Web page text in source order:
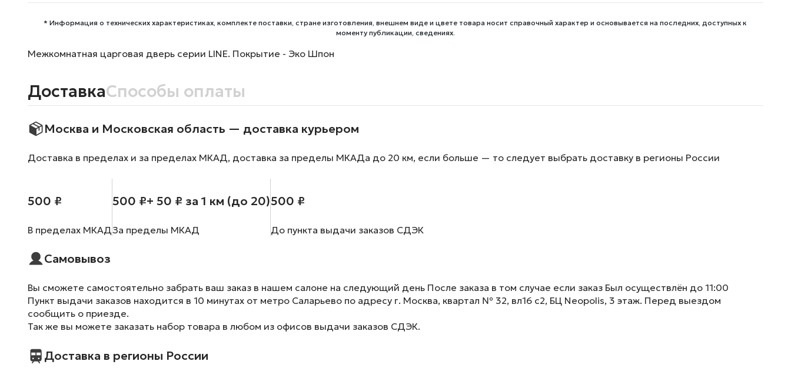
* Информация о технических характеристиках, комплекте поставки, стране изготовления, внешнем виде и цвете товара носит справочный характер и основывается на последних, доступных к
моменту публикации, сведениях.
Межкомнатная царговая дверь серии LINE. Покрытие - Эко Шпон
ДоставкаСпособы оплаты
Москва и Московская область — доставка курьером
Доставка в пределах и за пределах МКАД, доставка за пределы МКАДа до 20 км, если больше — то следует выбрать доставку в регионы России
500 ₽
В пределах МКАД
500 ₽+ 50 ₽ за 1 км (до 20)
За пределы МКАД
500 ₽
До пункта выдачи заказов СДЭК
Самовывоз
Вы сможете самостоятельно забрать ваш заказ в нашем салоне на следующий день После заказа в том случае если заказ Был осуществлён до 11:00
Пункт выдачи заказов находится в 10 минутах от метро Саларьево по адресу г. Москва, квартал № 32, вл16 с2, БЦ Neopolis, 3 этаж. Перед выездом
сообщить о приезде.
Так же вы можете заказать набор товара в любом из офисов выдачи заказов СДЭК.
Доставка в регионы России